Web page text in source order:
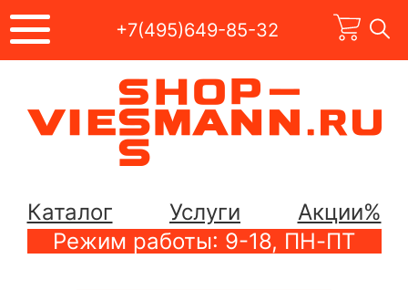
+7(495)649-85-32
Каталог Услуги
Акции%
Режим работы: 9-18, ПН-ПТ